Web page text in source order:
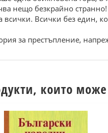
нещо безкрайно
всички. Всички без един,
за престъпление,
които